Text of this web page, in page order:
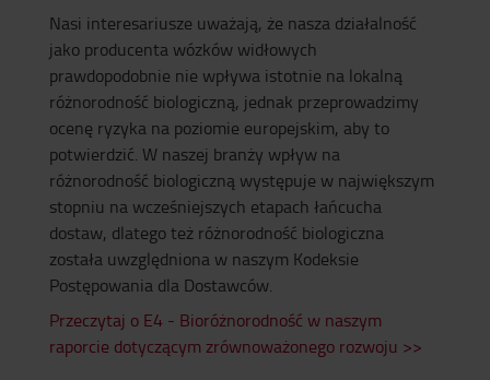
Nasi interesariusze uważają, że nasza działalność
jako producenta wózków widłowych
prawdopodobnie nie wpływa istotnie na lokalną
różnorodność biologiczną, jednak przeprowadzimy
ocenę ryzyka na poziomie europejskim, aby to
potwierdzić. W naszej branży wpływ na
różnorodność biologiczną występuje w największym
stopniu na wcześniejszych etapach łańcucha
dostaw, dlatego też różnorodność biologiczna
została uwzględniona w naszym Kodeksie
Postępowania dla Dostawców.
Przeczytaj o E4 - Bioróżnorodność w naszym
raporcie dotyczącym zrównoważonego rozwoju >>